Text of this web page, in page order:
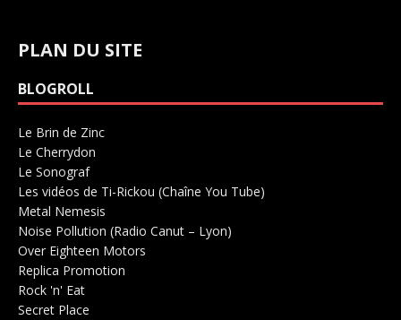
PLAN DU SITE
BLOGROLL
Le Brin de Zinc
Le Cherrydon
Le SonografSalle de concerts 0
Les vidéos de Ti-Rickou (Chaîne You Tube)
Metal Nemesis
Noise Pollution (Radio Canut – Lyon)
Over Eighteen Motors
Replica Promotion
Rock 'n' Eat
Secret Place